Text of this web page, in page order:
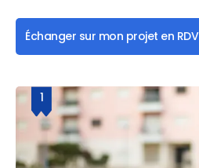
Échanger sur mon projet en RDV
1